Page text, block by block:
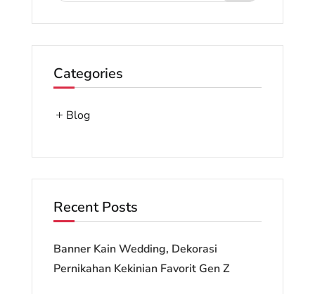
Categories
Blog
Recent Posts
Banner Kain Wedding, Dekorasi
Pernikahan Kekinian Favorit Gen Z